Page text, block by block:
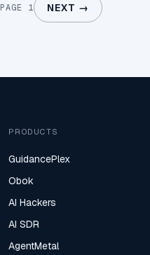
PAGE 1 NEXT →
PRODUCTS
GuidancePlex
Obok
AI Hackers
AI SDR
AgentMetal